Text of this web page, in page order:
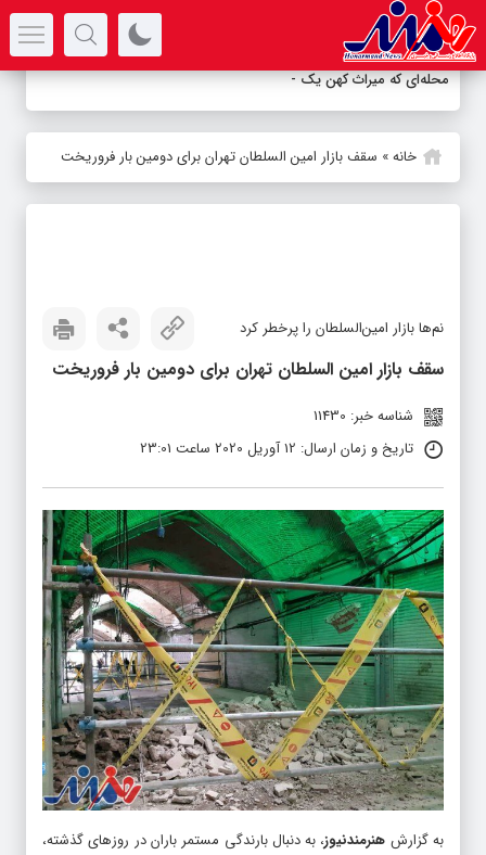
محله‌ای که میراث کهن یک کشور را به-
خانه» سقف بازار امین السلطان تهران برای دومین بار فروریخت
نم‌ها بازار امین‌السلطان را پرخطر کرد
سقف بازار امین السلطان تهران برای دومین بار فروریخت
شناسه خبر: 11430
تاریخ و زمان ارسال: 12 آوریل 2020 ساعت 23:01
به گزارش هنرمندنیوز، به دنبال بارندگی مستمر باران در روزهای گذشته،